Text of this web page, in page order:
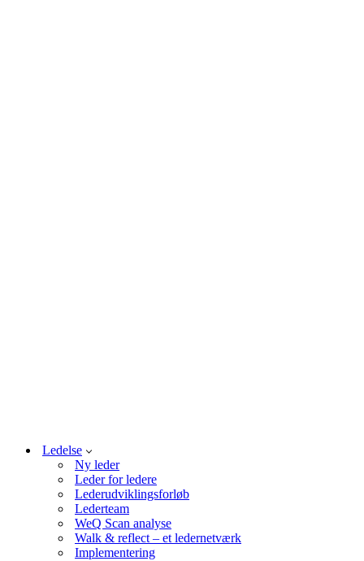
Ledelse
Ny leder
Leder for ledere
Lederudviklingsforløb
Lederteam
WeQ Scan analyse
Walk & reflect – et ledernetværk
Implementering